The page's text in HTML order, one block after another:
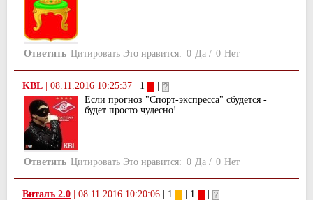
Ответить Цитировать Это нравится: 0 Да / 0 Нет
KBL 08.11.2016 10:25:37 | 1
Если прогноз "Спорт-экспресса" сбудется -
будет просто чудесно!
Ответить Цитировать Это нравится: 0 Да / 0 Нет
Виталъ 2.0 08.11.2016 10:20:06 | 1 | 1